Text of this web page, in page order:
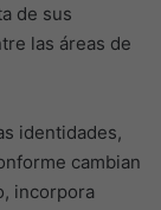
de sus
las áreas de
identidades,
cambian
incorpora